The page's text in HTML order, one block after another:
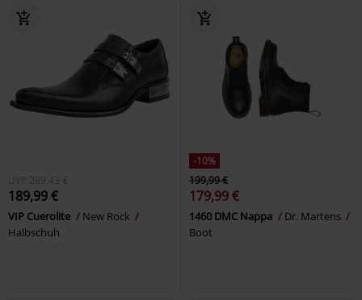
UVP 289,43 €
189,99 €
VIP Cuerolite
New Rock
Halbschuh
-10%
199,99 €
179,99 €
1460 DMC Nappa
Dr. Martens
Boot